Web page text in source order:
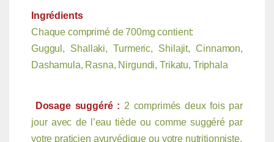
Ingrédients
Chaque comprimé de 700mg contient:
Guggul, Shallaki, Turmeric, Shilajit, Cinnamon,
Dashamula, Rasna, Nirgundi, Trikatu, Triphala
Dosage suggéré : 2 comprimés deux fois par
jour avec de l’eau tiède ou comme suggéré par
votre praticien ayurvédique ou votre nutritionniste.